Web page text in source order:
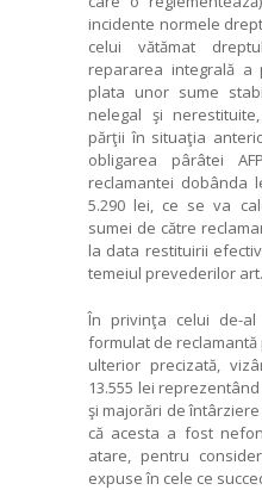
incidente normele
celui vătămat
repararea integrală a
plata unor sume
nelegal şi
părţii în situaţia
obligarea pârâtei
reclamantei dobânda
5.290 lei, ce se va
sumei de către
la data restituirii
temeiul prevederilor
În privinţa celui de-
formulat de
ulterior precizată,
13.555 lei
şi majorări de
că acesta a fost
atare, pentru
expuse în cele ce